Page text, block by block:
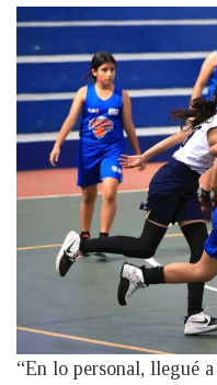
“En lo personal, llegué